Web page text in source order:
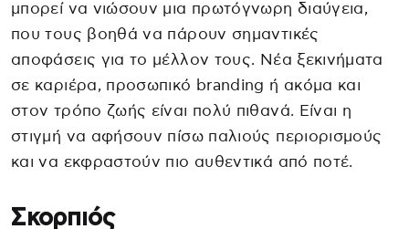
μπορεί να νιώσουν μια πρωτόγνωρη διαύγεια,
που τους βοηθά να πάρουν σημαντικές
αποφάσεις για το μέλλον τους. Νέα ξεκινήματα
σε καριέρα, προσωπικό branding ή ακόμα και
στον τρόπο ζωής είναι πολύ πιθανά. Είναι η
στιγμή να αφήσουν πίσω παλιούς περιορισμούς
και να εκφραστούν πιο αυθεντικά από ποτέ.
Σκορπιός